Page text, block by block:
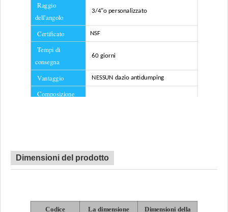
Raggio
dell'angolo
3/4"o personalizzato
Certificato NSF
Tempi di
consegna
60 giorni
Vantaggio NESSUN dazio antidumping
Composizione
Dimensioni del prodotto
Codice La dimensione Dimensioni della